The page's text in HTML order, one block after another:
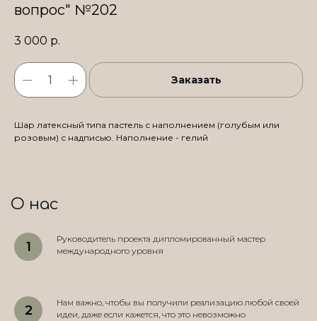
вопрос" №202
3 000 р.
Заказать
Шар латексный типа пастель с наполнением (голубым или
розовым) с надписью. Наполнение - гелий
О нас
Руководитель проекта дипломированный мастер
международного уровня
Нам важно, чтобы вы получили реализацию любой своей
идеи, даже если кажется, что это невозможно